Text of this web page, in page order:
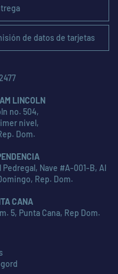
de datos de tarjetas
LINCOLN
no. 504,
nivel,
Dom.
Pedregal, Nave #A-001-B, Al
Rep. Dom.
CANA
5, Punta Cana, Rep Dom.